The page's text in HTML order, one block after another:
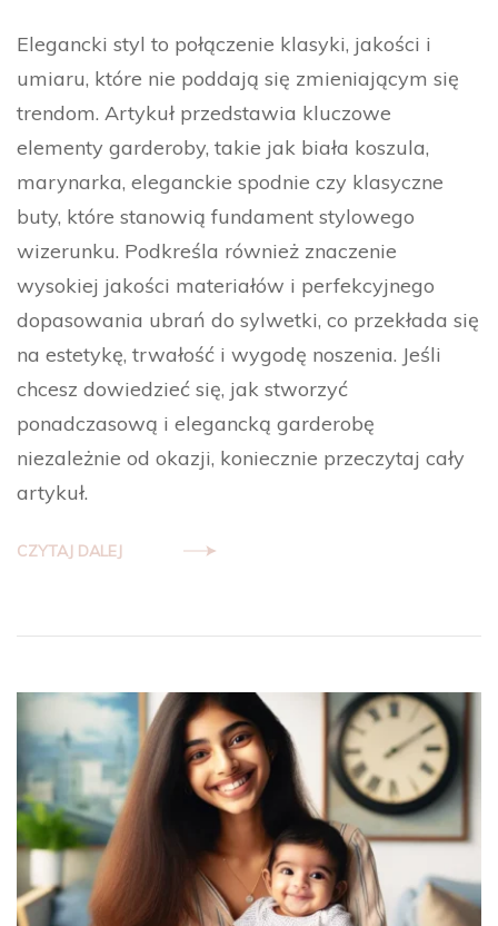
Elegancki styl to połączenie klasyki, jakości i
umiaru, które nie poddają się zmieniającym się
trendom. Artykuł przedstawia kluczowe
elementy garderoby, takie jak biała koszula,
marynarka, eleganckie spodnie czy klasyczne
buty, które stanowią fundament stylowego
wizerunku. Podkreśla również znaczenie
wysokiej jakości materiałów i perfekcyjnego
dopasowania ubrań do sylwetki, co przekłada się
na estetykę, trwałość i wygodę noszenia. Jeśli
chcesz dowiedzieć się, jak stworzyć
ponadczasową i elegancką garderobę
niezależnie od okazji, koniecznie przeczytaj cały
artykuł.
CZYTAJ DALEJ